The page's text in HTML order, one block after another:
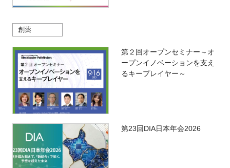
創薬
第２回オープンセミナー～オ
ープンイノベーションを支え
るキープレイヤー～
第23回DIA日本年会2026